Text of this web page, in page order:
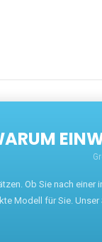
Ob Sie nach
Modell für Sie.